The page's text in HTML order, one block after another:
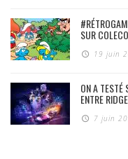
SUR
19 juin
ON A TESTÉ
ENTRE
7 juin